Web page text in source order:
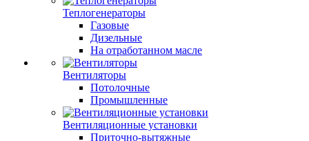
Теплогенераторы
Газовые
Дизельные
На отработанном масле
Вентиляторы
Потолочные
Промышленные
Вентиляционные установки
Приточно-вытяжные